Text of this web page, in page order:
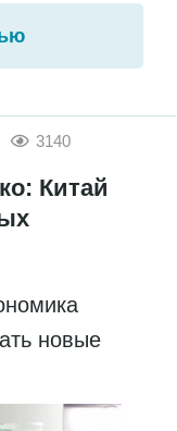
3140
Китай
новые